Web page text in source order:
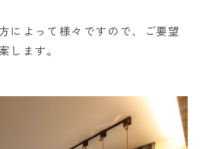
によって様々ですので、ご要望
します。